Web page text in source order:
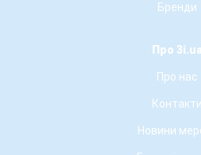
Бренди
Про 3i.ua
Про нас
Контакти
Новини